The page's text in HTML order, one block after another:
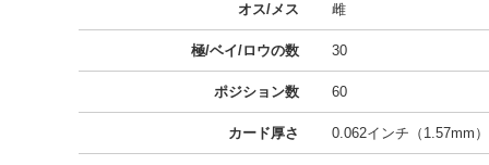
オス/メス 雌
極/ベイ/ロウの数 30
ポジション数 60
カード厚さ 0.062インチ（1.57mm）